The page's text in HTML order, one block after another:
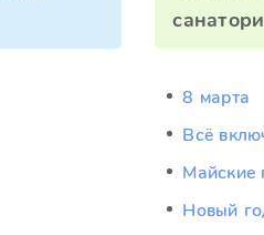
8 марта
Всё
Майские
Новый